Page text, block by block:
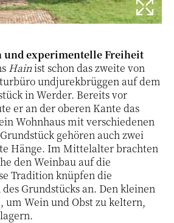
experimentelle Freiheit
Hainist schon das zweite von
undjurekbrüggen auf dem
in Werder. Bereits vor
er an der oberen Kante das
Wohnhaus mit verschiedenen
gehören auch zwei
Hänge. Im Mittelalter brachten
den Weinbau auf die
Tradition knüpfen die
Grundstücks an. Den kleinen
um Wein und Obst zu keltern,